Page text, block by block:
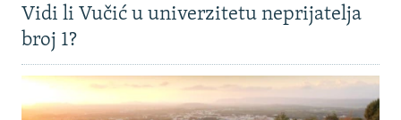
Vidi li Vučić u univerzitetu neprijatelja
broj 1?